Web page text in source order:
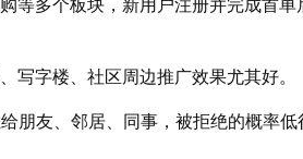
等多个板块，新用户注册并完成首
写字楼、社区周边推广效果尤其好。
朋友、邻居、同事，被拒绝的概率